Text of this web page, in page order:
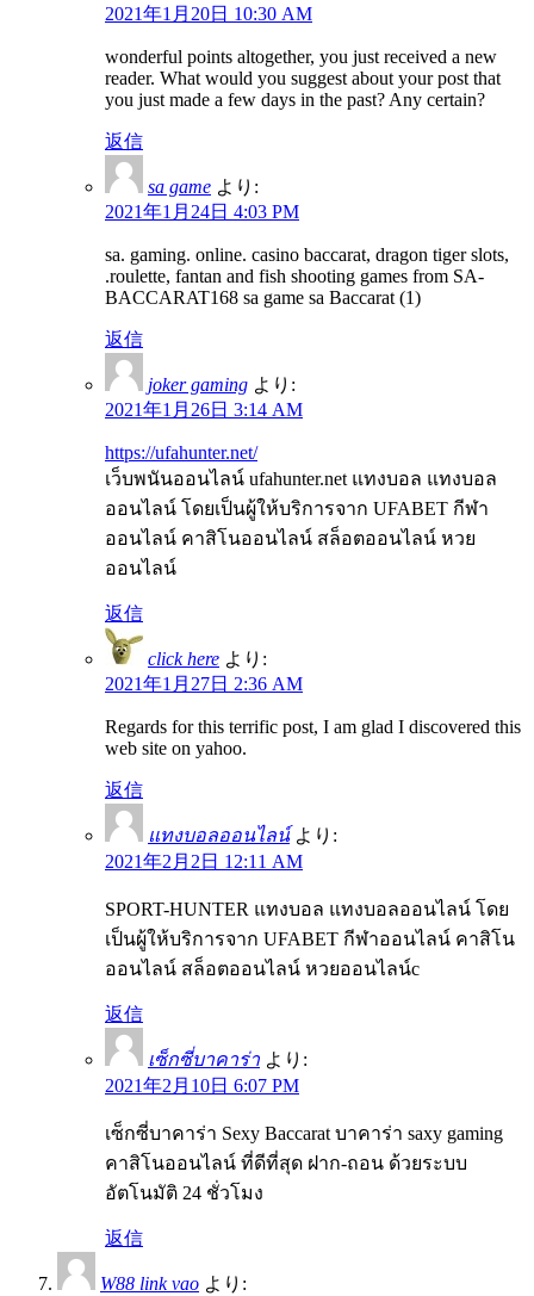
2021年1月20日 10:30 AM
wonderful points altogether, you just received a new
reader. What would you suggest about your post that
you just made a few days in the past? Any certain?
返信
sa game より:
2021年1月24日 4:03 PM
sa. gaming. online. casino baccarat, dragon tiger slots,
.roulette, fantan and fish shooting games from SA-
BACCARAT168 sa game sa Baccarat (1)
返信
joker gaming より:
2021年1月26日 3:14 AM
https://ufahunter.net/
เว็บพนันออนไลน์ ufahunter.net แทงบอล แทงบอล
ออนไลน์ โดยเป็นผู้ให้บริการจาก UFABET กีฬา
ออนไลน์ คาสิโนออนไลน์ สล็อตออนไลน์ หวย
ออนไลน์
返信
click here より:
2021年1月27日 2:36 AM
Regards for this terrific post, I am glad I discovered this
web site on yahoo.
返信
แทงบอลออนไลน์ より:
2021年2月2日 12:11 AM
SPORT-HUNTER แทงบอล แทงบอลออนไลน์ โดย
เป็นผู้ให้บริการจาก UFABET กีฬาออนไลน์ คาสิโน
ออนไลน์ สล็อตออนไลน์ หวยออนไลน์c
返信
เซ็กซี่บาคาร่า より:
2021年2月10日 6:07 PM
เซ็กซี่บาคาร่า Sexy Baccarat บาคาร่า saxy gaming
คาสิโนออนไลน์ ที่ดีที่สุด ฝาก-ถอน ด้วยระบบ
อัตโนมัติ 24 ชั่วโมง
返信
W88 link vao より: